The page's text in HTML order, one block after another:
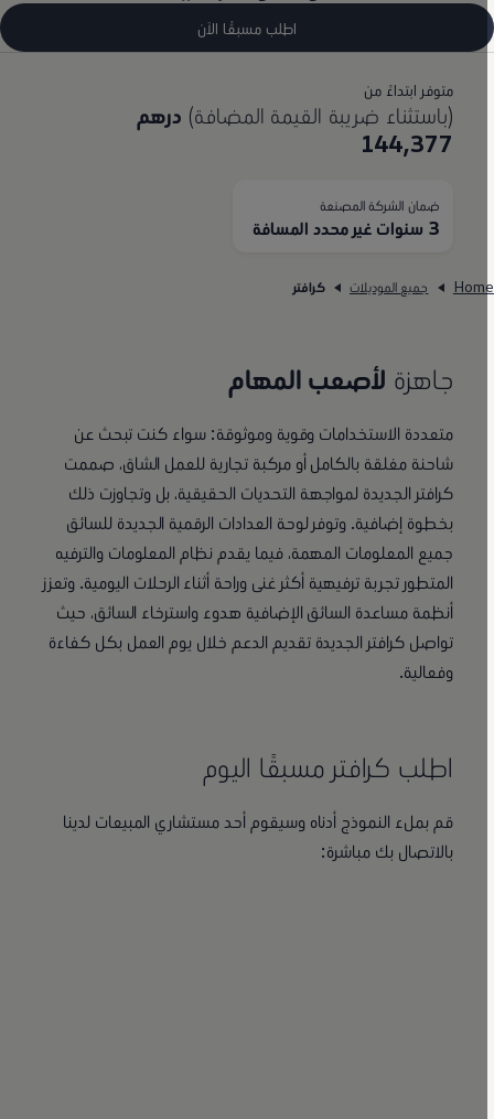
اطلب مسبقًا الآن
متوفر ابتداءً من
(باستثناء ضريبة القيمة المضافة) درهم
144,377
ضمان الشركة المصنعة
3 سنوات غير محدد المسافة
جميع الموديلات كرافتر
جاهزة لأصعب المهام
متعددة الاستخدامات وقوية وموثوقة: سواء كنت تبحث عن
شاحنة مغلقة بالكامل أو مركبة تجارية للعمل الشاق، صممت
كرافتر الجديدة لمواجهة التحديات الحقيقية، بل وتجاوزت ذلك
بخطوة إضافية. وتوفر لوحة العدادات الرقمية الجديدة للسائق
جميع المعلومات المهمة، فيما يقدم نظام المعلومات والترفيه
المتطور تجربة ترفيهية أكثر غنى وراحة أثناء الرحلات اليومية. وتعزز
أنظمة مساعدة السائق الإضافية هدوء واسترخاء السائق، حيث
تواصل كرافتر الجديدة تقديم الدعم خلال يوم العمل بكل كفاءة
وفعالية.
اطلب كرافتر مسبقًا اليوم
قم بملء النموذج أدناه وسيقوم أحد مستشاري المبيعات لدينا
بالاتصال بك مباشرة: